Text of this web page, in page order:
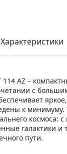
Характеристики
114 AZ –
с
к минимуму.
космоса:
галактики
пути.